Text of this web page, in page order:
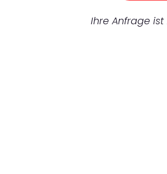
Ihre Anfrage ist